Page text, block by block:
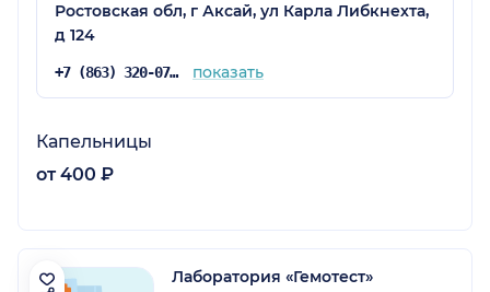
Ростовская обл, г Аксай, ул Карла Либкнехта,
д 124
+7 (863) 320-07-93 показать
Капельницы
от 400 ₽
Лаборатория «Гемотест»